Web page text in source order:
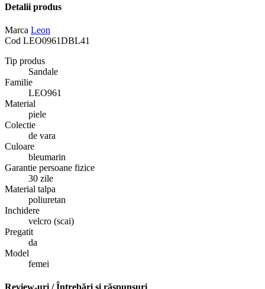
Detalii produs
Marca Leon
Cod LEO0961DBL41
Tip produs
Sandale
Familie
LEO961
Material
piele
Colectie
de vara
Culoare
bleumarin
Garantie persoane fizice
30 zile
Material talpa
poliuretan
Inchidere
velcro (scai)
Pregatit
da
Model
femei